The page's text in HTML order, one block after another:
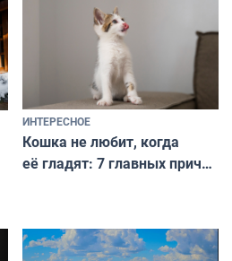
и характером
ИНТЕРЕСНОЕ
Кошка не любит, когда
её гладят: 7 главных причин
независимому питомцу